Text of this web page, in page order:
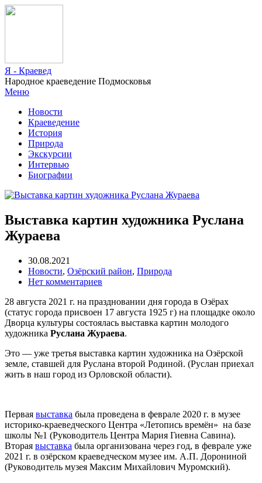
Я - Краевед
Народное краеведение Подмосковья
Меню
Новости
Краеведение
История
Природа
Экскурсии
Интервью
Биографии
Выставка картин художника Руслана
Жураева
30.08.2021
Новости, Озёрский район, Природа
Нет комментариев
28 августа 2021 г. на праздновании дня города в Озёрах
(статус города присвоен 17 августа 1925 г) на площадке около
Дворца культуры состоялась выставка картин молодого
художника Руслана Жураева.
Это — уже третья выставка картин художника на Озёрской
земле, ставшей для Руслана второй Родиной. (Руслан приехал
жить в наш город из Орловской области).
Первая выставка была проведена в феврале 2020 г. в музее
историко-краеведческого Центра «Летопись времён» на базе
школы №1 (Руководитель Центра Мария Гиевна Савина).
Вторая выставка была организована через год, в феврале уже
2021 г. в озёрском краеведческом музее им. А.П. Дорониной
(Руководитель музея Максим Михайлович Муромский).